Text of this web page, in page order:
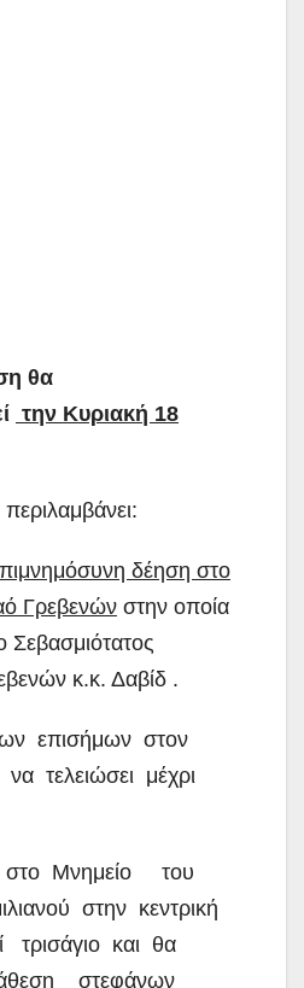
θα
την Κυριακή 18
δέηση στο
Γρεβενών στην οποία
Σεβασμιότατος
κ.κ. Δαβίδ .
επισήμων στον
τελειώσει μέχρι
Μνημείο του
στην κεντρική
τρισάγιο και θα
στεφάνων